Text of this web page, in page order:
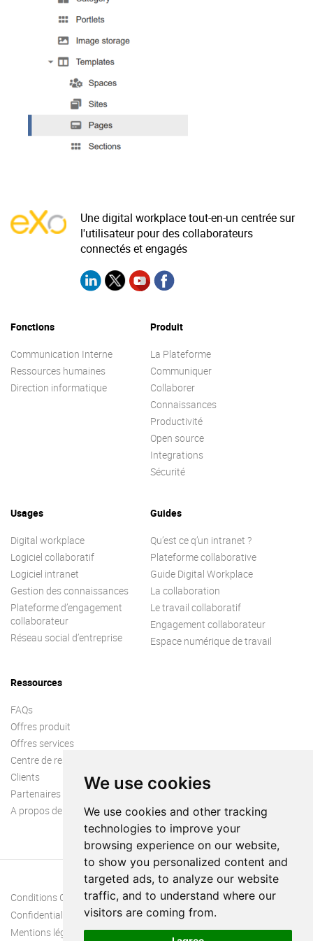
We use cookies
We use cookies and other tracking
technologies to improve your
browsing experience on our website,
to show you personalized content and
targeted ads, to analyze our website
traffic, and to understand where our
visitors are coming from.
La Plateforme
Pourquoi eXo
Internationalisation
Mobile
No code
Intégrations
Open source
Offre Enterprise
Offre Professionnelle
Contactez-nous
Essayez eXo
Une digital workplace tout-en-un centrée sur
l'utilisateur pour des collaborateurs
connectés et engagés
Fonctions
Communication Interne
Ressources humaines
Direction informatique
Produit
La Plateforme
Communiquer
Collaborer
Connaissances
Productivité
Open source
Integrations
Sécurité
Usages
Digital workplace
Logiciel collaboratif
Logiciel intranet
Gestion des connaissances
Plateforme d’engagement
collaborateur
Réseau social d’entreprise
Guides
Qu’est ce q’un intranet ?
Plateforme collaborative
Guide Digital Workplace
La collaboration
Le travail collaboratif
Engagement collaborateur
Espace numérique de travail
Ressources
FAQs
Offres produit
Offres services
Centre de ressources
Clients
Partenaires
A propos de nous
Conditions Générales
Confidentialité
Mentions légales